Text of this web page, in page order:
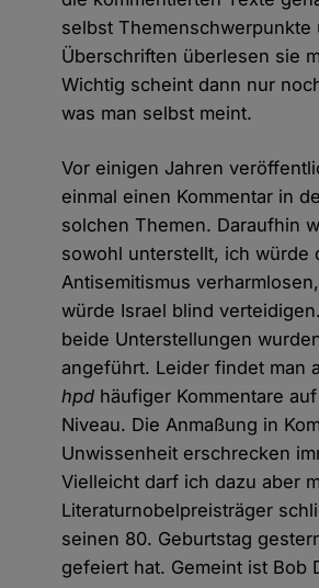
selbst Themenschwerpunkte
Überschriften überlesen sie
Wichtig scheint dann nur
was man selbst meint.
Vor einigen Jahren
einmal einen Kommentar in
solchen Themen. Daraufhin
sowohl unterstellt, ich würde
Antisemitismus
würde Israel blind
beide Unterstellungen
angeführt. Leider findet man
hpd häufiger Kommentare
Niveau. Die Anmaßung in
Unwissenheit erschrecken
Vielleicht darf ich dazu aber
Literaturnobelpreisträger
seinen 80. Geburtstag
gefeiert hat. Gemeint ist Bob